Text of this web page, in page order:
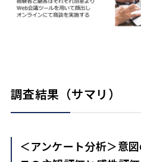
調査結果（サマリ）
＜アンケート分析＞意